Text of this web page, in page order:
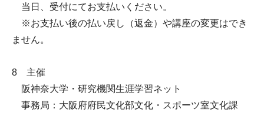
当日、受付にてお支払いください。
※お支払い後の払い戻し（返金）や講座の変更はでき
ません。
8 主催
阪神奈大学・研究機関生涯学習ネット
事務局：大阪府府民文化部文化・スポーツ室文化課